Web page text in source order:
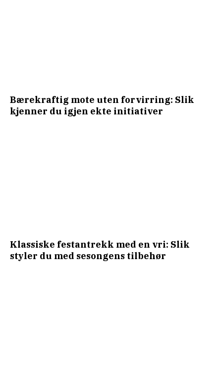
Bærekraftig mote uten forvirring: Slik
kjenner du igjen ekte initiativer
Klassiske festantrekk med en vri: Slik
styler du med sesongens tilbehør